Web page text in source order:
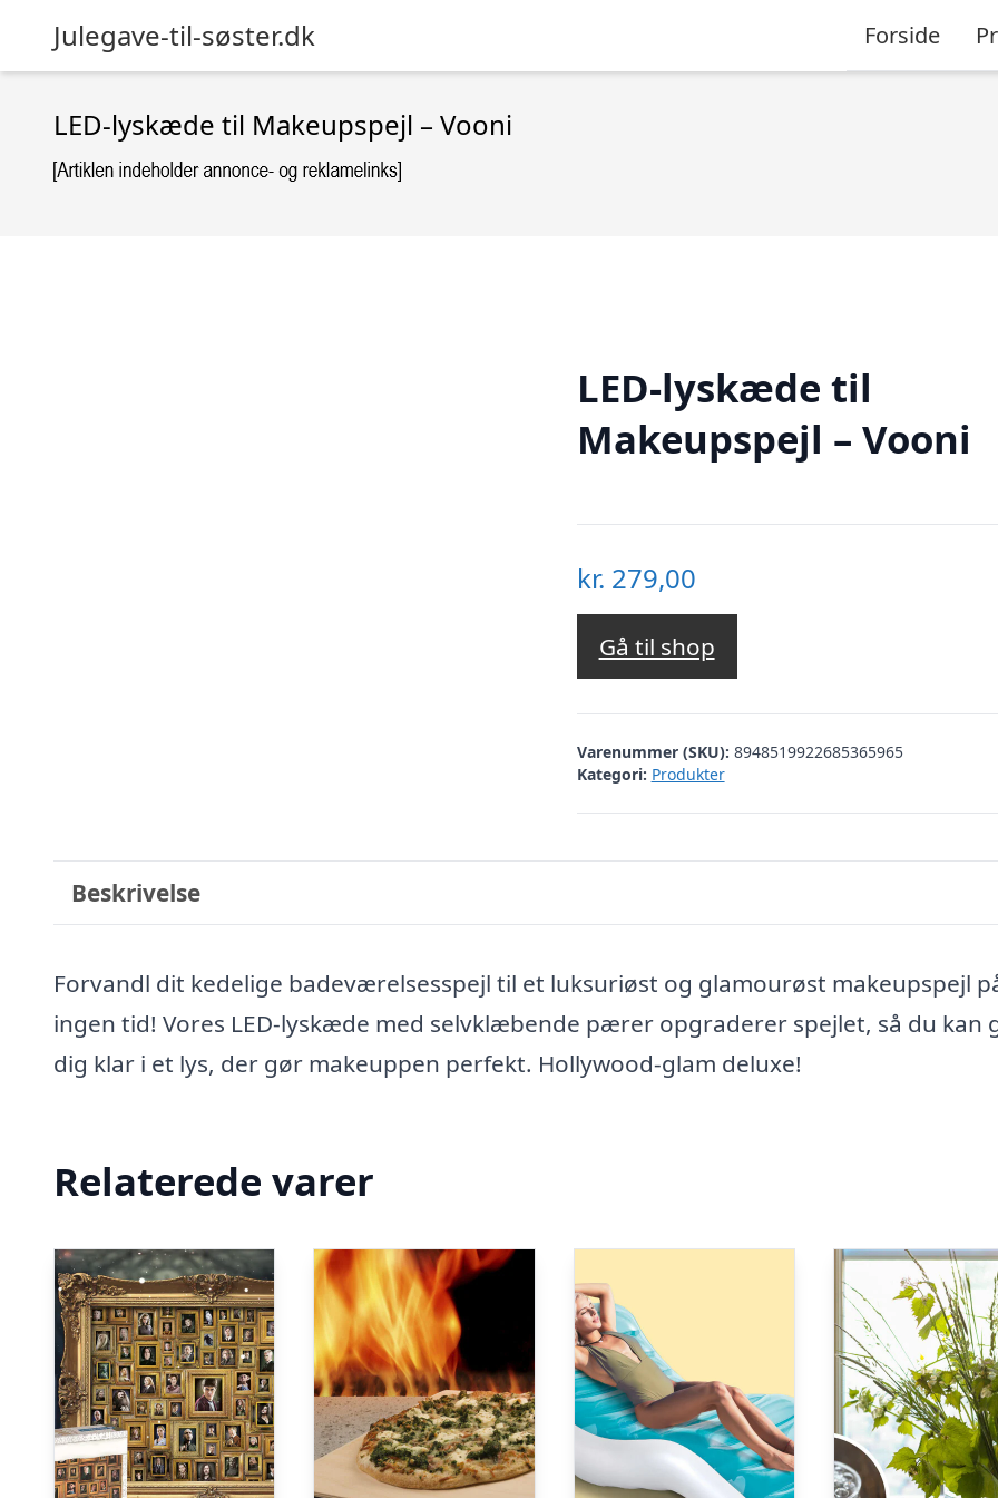
Julegave-til-søster.dk Forside
LED-lyskæde til Makeupspejl – Vooni
LED-lyskæde til
Makeupspejl – Vooni
kr. 279,00
Gå til shop
Varenummer (SKU): 8948519922685365965
Kategori: Produkter
Beskrivelse
Forvandl dit kedelige badeværelsesspejl til et luksuriøst og glamourøst makeupspejl
ingen tid! Vores LED-lyskæde med selvklæbende pærer opgraderer spejlet, så du kan
dig klar i et lys, der gør makeuppen perfekt. Hollywood-glam deluxe!
Relaterede varer